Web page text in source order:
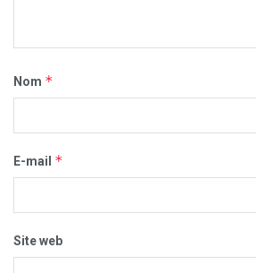
Nom *
E-mail *
Site web